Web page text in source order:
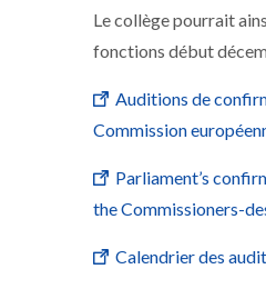
Le collège pourrait
fonctions début
Auditions de
Commission
Parliament’s
the Commissioners-
Calendrier des